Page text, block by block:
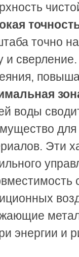
точно
и
воды
для
Эти
энергии и